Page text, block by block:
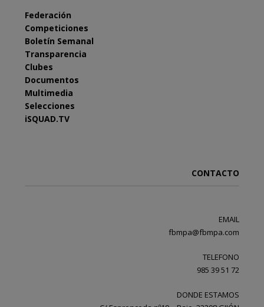
Federación
Competiciones
Boletín Semanal
Transparencia
Clubes
Documentos
Multimedia
Selecciones
iSQUAD.TV
CONTACTO
EMAIL
fbmpa@fbmpa.com
TELEFONO
985 39 51 72
DONDE ESTAMOS